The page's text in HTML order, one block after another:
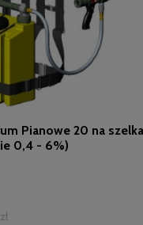
Pianowe 20 na
0,4 - 6%)